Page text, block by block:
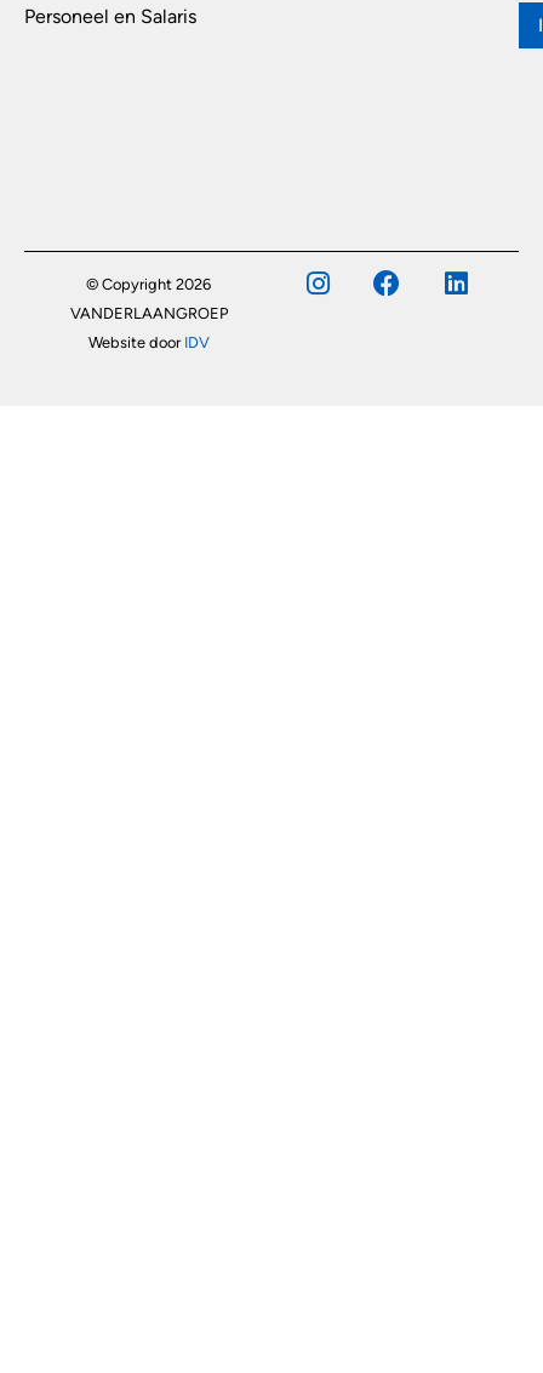
Personeel en Salaris
© Copyright 2026
VANDERLAANGROEP
Website door IDV